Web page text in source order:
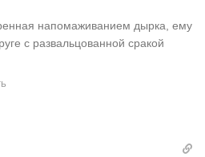
напомаживанием дырка, ему
с развальцованной сракой